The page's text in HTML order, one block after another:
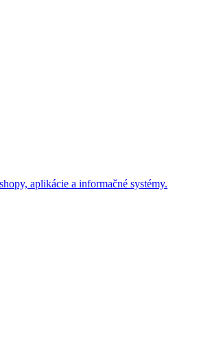
aplikácie a informačné systémy.